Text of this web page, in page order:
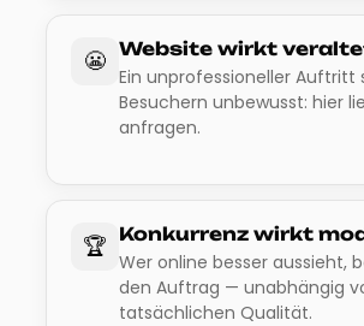
😬 Website wirkt
Ein unprofessioneller Auftritt
Besuchern unbewusst: hier
anfragen.
🏆 Konkurrenz wirkt
Wer online besser aussieht,
den Auftrag — unabhängig
tatsächlichen Qualität.